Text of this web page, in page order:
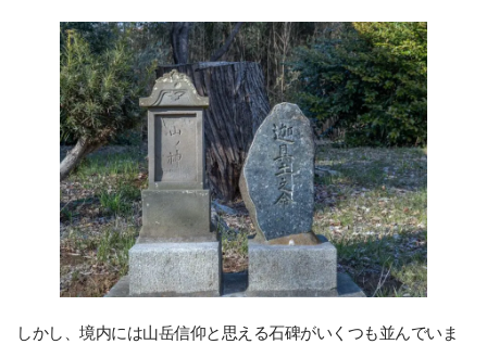
しかし、境内には山岳信仰と思える石碑がいくつも並んでいま